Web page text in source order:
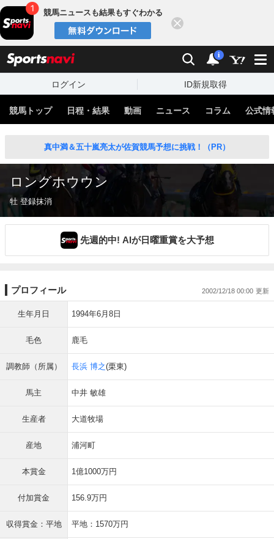
競馬ニュースも結果もすぐわかる
検索 通知
i
ログイン ID新規取得
競馬トップ 日程・結果 動画 ニュース コラム 公式情
真中満＆五十嵐亮太が佐賀競馬予想に挑戦！（PR）
ロングホウウン
牡 登録抹消
先週的中! AIが日曜重賞を大予想
プロフィール 2002/12/18 00:00
生年月日 1994年6月8日
毛色 鹿毛
調教師（所属） 長浜 博之(栗東)
馬主 中井 敏雄
生産者 大道牧場
産地 浦河町
本賞金 1億1000万円
付加賞金 156.9万円
収得賞金：平地 平地：1570万円